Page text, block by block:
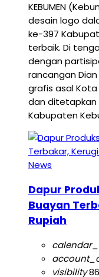
KEBUMEN
desain logo
ke-397
terbaik. Di
dengan
rancangan
grafis asal
dan ditetapkan
Kabupaten
News
Dapur
Buayan
Rupiah
visibility